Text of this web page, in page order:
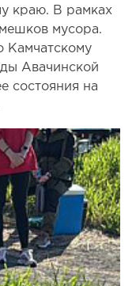
краю. В рамках
мусора.
Камчатскому
Авачинской
состояния на